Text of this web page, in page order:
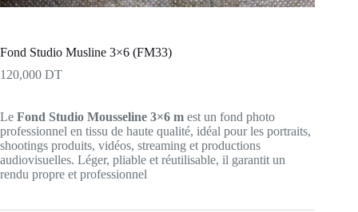
Fond Studio Musline 3×6 (FM33)
120,000 DT
Le Fond Studio Mousseline 3×6 m est un fond photo
professionnel en tissu de haute qualité, idéal pour les portraits,
shootings produits, vidéos, streaming et productions
audiovisuelles. Léger, pliable et réutilisable, il garantit un
rendu propre et professionnel